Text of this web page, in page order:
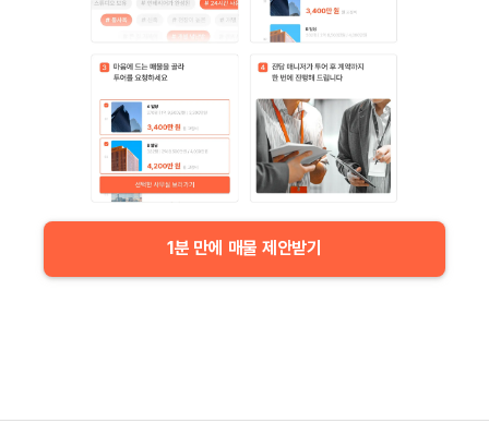
1분 만에 매물 제안받기